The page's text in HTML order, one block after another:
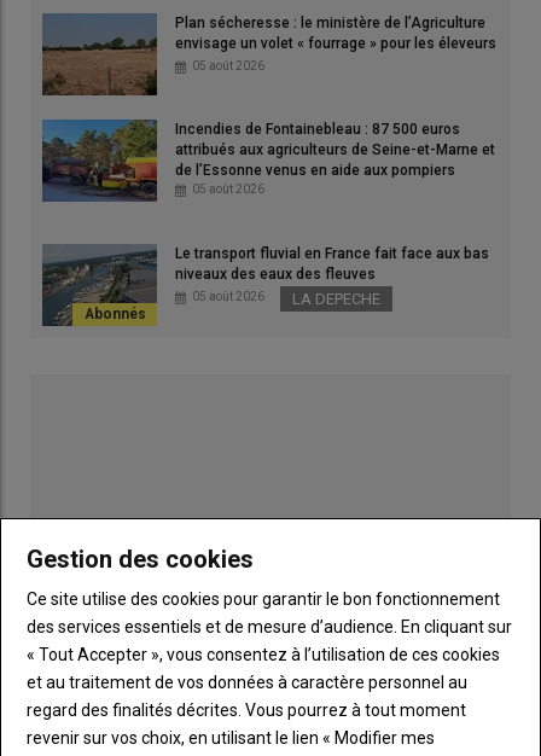
gouvernement
Loi d'urgence agricole : des restrictions au niveau
français
Loi d’urgence agricole : l’introduction de prix
planchers
Trois changements par ordonnances de la loi
d’urgence agricole acceptés par les députés
Eau : « le gouvernement a obtenu l’intégralité de ce qu’il
L’adoption de la loi d’urgence agricole, c’est 90 projets
qui devraient se débloquer
La loi d'urgence agricole rétablit des mesures sur les
l'artificialisation des terres
Revenu agricole : quelles mesures pour renforcer les
OP ?
La FNSEA avait appelé à voter pour le texte, la
Confédération paysanne contre
Plan sécheresse : le ministère de l’Agriculture
envisage un volet « fourrage » pour les éleveurs
05 août 2026
Incendies de Fontainebleau : 87 500 euros
attribués aux agriculteurs de Seine-et-Marne et
de l’Essonne venus en aide aux pompiers
05 août 2026
Le transport fluvial en France fait face aux bas
niveaux des eaux des fleuves
05 août 2026 LA DEPECHE
Gestion des cookies
Ce site utilise des cookies pour garantir le bon fonctionnement
des services essentiels et de mesure d’audience. En cliquant sur
« Tout Accepter », vous consentez à l’utilisation de ces cookies
et au traitement de vos données à caractère personnel au
regard des finalités décrites. Vous pourrez à tout moment
revenir sur vos choix, en utilisant le lien « Modifier mes